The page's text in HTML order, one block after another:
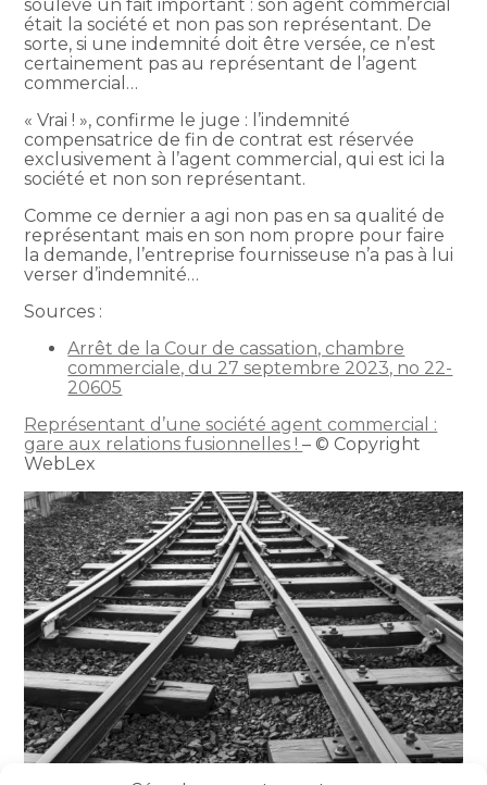
soulève un fait important : son agent commercial
était la société et non pas son représentant. De
sorte, si une indemnité doit être versée, ce n’est
certainement pas au représentant de l’agent
commercial…
« Vrai ! », confirme le juge : l’indemnité
compensatrice de fin de contrat est réservée
exclusivement à l’agent commercial, qui est ici la
société et non son représentant.
Comme ce dernier a agi non pas en sa qualité de
représentant mais en son nom propre pour faire
la demande, l’entreprise fournisseuse n’a pas à lui
verser d’indemnité…
Sources :
Arrêt de la Cour de cassation, chambre
commerciale, du 27 septembre 2023, no 22-
20605
Représentant d’une société agent commercial :
gare aux relations fusionnelles !– © Copyright
WebLex